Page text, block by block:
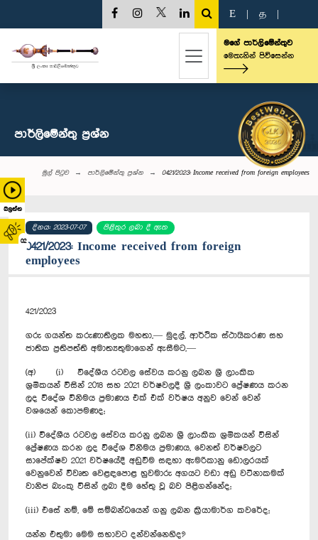
බලන්න
02
E த
මගේ පාර්ලිමේන්තුව
මෙතැනින් පිවිසෙන්න
පාර්ලි‌මේන්තු‌ ප්‍රශ්න
මුල් පිටුව පාර්ලි‌මේන්තු‌ ප්‍රශ්න 0421/2023: Income received from foreign employees
දිනය: 2023-07-07 පිළිතුර ලබා දී ඇත
0421/2023: Income received from foreign
employees
421/2023
ගරු ගයන්ත කරුණාතිලක මහතා,— මුදල්, ආර්ථික ස්ථායිකරණ සහ
ජාතික ප්‍රතිපත්ති අමාත්‍යතුමාගෙන් ඇසීමට,—
(අ) (i) විදේශීය රටවල සේවය කරනු ලබන ශ්‍රී ලාංකික
ශ්‍රමිකයන් විසින් 2018 සහ 2021 වර්ෂවලදී ශ්‍රී ලංකාවට ප්‍රේෂණය කරන
ලද විදේශ විනිමය ප්‍රමාණය එක් එක් වර්ෂය අනුව වෙන් වෙන්
වශයෙන් කොපමණද;
(ii) වි‍දේශීය රටවල සේවය කරනු ලබන ශ්‍රී ලාංකික ශ්‍රමිකයන් විසින්
ප්‍රේෂණය කරන ලද විදේශ විනිමය ප්‍රමාණය, වෙනත් වර්ෂවලට
සාපේක්ෂව 2021 වර්ෂයේදී අඩුවීම සඳහා ඇමරිකානු ඩොලරයක්
වෙනුවෙන් විවෘත වෙළඳපොළ හුවමාරු අගයට වඩා අඩු වටිනාකමක්
වානිජ බැංකු විසින් ලබා දීම හේතු වූ බව පිළිගන්නේද;
(iii) එසේ නම්, මේ සම්බන්ධයෙන් ගනු ලබන ක්‍රියාමාර්ග කවරේද;
යන්න එතුමා මෙම සභාවට දන්වන්නෙහිද?